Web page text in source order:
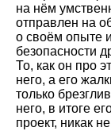
на нём
отправлен на
о своём опыте
безопасности
То, как он про
него, а его
только
него, в итоге
проект, никак